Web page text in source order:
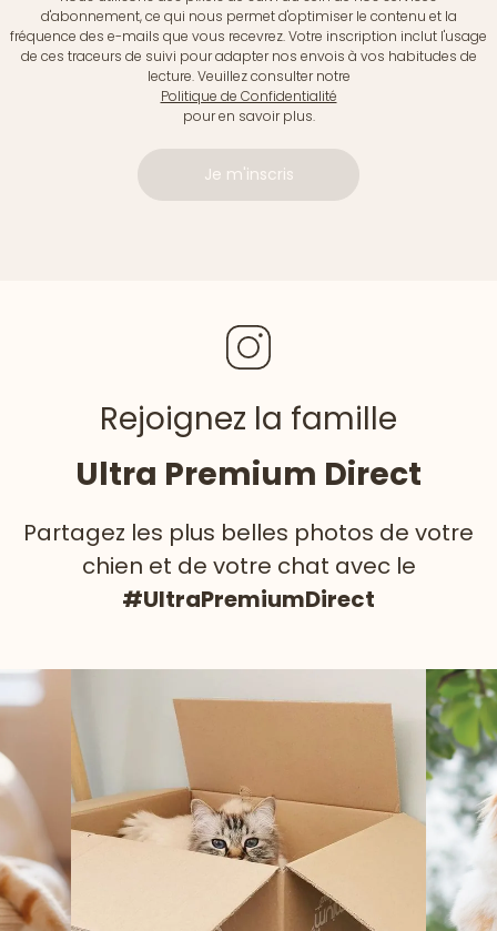
d'abonnement, ce qui nous permet d'optimiser le contenu et la
fréquence des e-mails que vous recevrez. Votre inscription inclut l'usage
de ces traceurs de suivi pour adapter nos envois à vos habitudes de
lecture. Veuillez consulter notre
Politique de Confidentialité
pour en savoir plus.
Je m'inscris
Rejoignez la famille
Ultra Premium Direct
Partagez les plus belles photos de votre
chien et de votre chat avec le
#UltraPremiumDirect